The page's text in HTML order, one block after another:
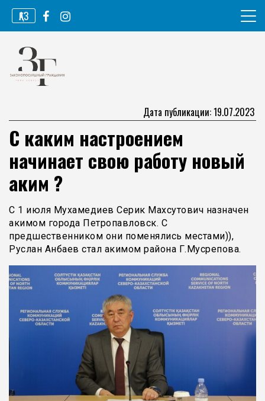
Перейти
содержимому
ҚАЗ
Законопослушный гражданин
Дата публикации: 19.07.2023
С каким настроением
начинает свою работу новый
аким ?
С 1 июля Мухамедиев Серик Махсутович назначен
акимом города Петропавловск. С
предшественником они поменялись местами)),
Руслан Анбаев стал акимом района Г.Мусрепова.